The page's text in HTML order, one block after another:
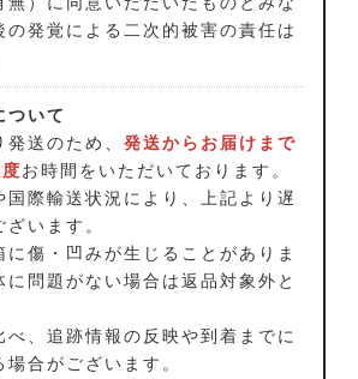
の発覚による二次的被害の責任は
ついて
発送のため、 発送からお届けまで
お時間をいただいております。
国際輸送状況により、上記より遅
います。
に傷・凹みが生じることがありま
に問題がない場合は返品対象外と
べ、追跡情報の反映や到着までに
合がございます。